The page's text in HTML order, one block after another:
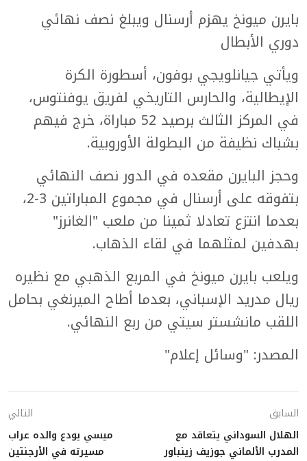
بايرن ميونخ يهزم أرسنال ويبلغ نصف نهائي
دوري الأبطال
ويأتي جيانلويجي بوفون، أسطورة الكرة
الإيطالية، والحارس التاريخي لفريق يوفنتوس،
في المركز الثالث برصيد 52 مباراة، خرج فيهم
بشباك نظيفة من البطولة الأوروبية.
وحجز البايرن مقعده في الدور نصف النهائي
بتفوقه على أرسنال في مجموع المباراتين 3-2،
بعدما انتزع تعادلا ثمينا من ملعب "الغانرز"
بهدفين لمثلهما في لقاء الذهاب.
ويلعب بايرن ميونخ في المربع الذهبي مع نظيره
ريال مدريد الإسباني، بعدما أطاح الميرنغي بحامل
اللقب مانشستر سيتي من ربع النهائي.
المصدر: "وسائل إعلام"
السابق
الهلال السوداني يتعاقد مع
المدرب الألماني جوزيف زينباور
التالي
ميسي يودع والده عراب
مسيرته في الأرجنتين